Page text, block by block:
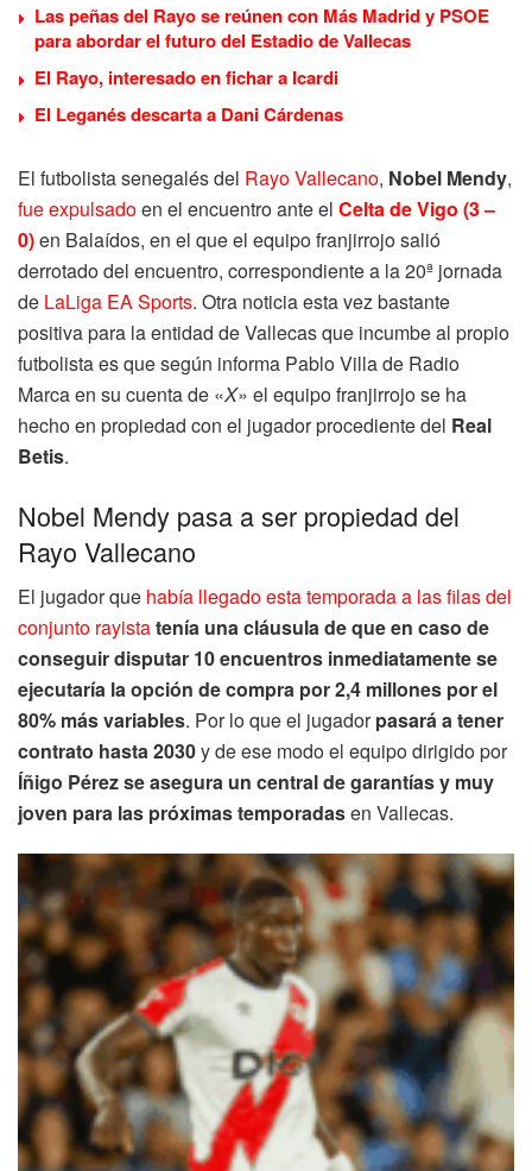
Las peñas del Rayo se reúnen con Más Madrid y PSOE
para abordar el futuro del Estadio de Vallecas
El Rayo, interesado en fichar a Icardi
El Leganés descarta a Dani Cárdenas
El futbolista senegalés del Rayo Vallecano, Nobel Mendy,
fue expulsadoen el encuentro ante el Celta de Vigo (3 –
0)en Balaídos, en el que el equipo franjirrojo salió
derrotado del encuentro, correspondiente a la 20ª jornada
de LaLiga EA Sports. Otra noticia esta vez bastante
positiva para la entidad de Vallecas que incumbe al propio
futbolista es que según informa Pablo Villa de Radio
Marca en su cuenta de «X» el equipo franjirrojo se ha
hecho en propiedad con el jugador procediente del Real
Betis.
Nobel Mendy pasa a ser propiedad del
Rayo Vallecano
El jugador que había llegado esta temporada a las filas del
conjunto rayistatenía una cláusula de que en caso de
conseguir disputar 10 encuentros inmediatamente se
ejecutaría la opción de compra por 2,4 millones por el
80% más variables. Por lo que el jugadorpasará a tener
contrato hasta 2030y de ese modo el equipo dirigido por
Íñigo Pérez se asegura un central de garantías y muy
joven para las próximas temporadasen Vallecas.